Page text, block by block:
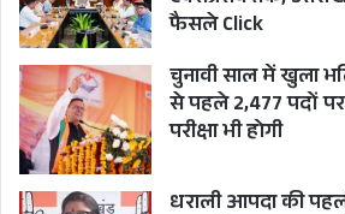
से देश के विभिन्न हिस्सों में रहते हैं।
अपने गृह क्षेत्र के लिये मतदान
विकास प्रक्रिया में भागीदारी कर
आयोग द्वारा अन्य विषयों के साथ ही
फैसले Click
चुनावी साल में खुला
से पहले 2,477 पदों पर
परीक्षा भी होगी
धराली आपदा की